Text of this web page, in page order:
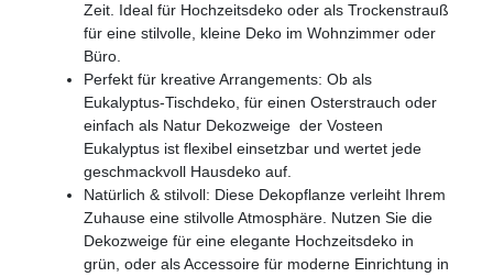
Zeit. Ideal für Hochzeitsdeko oder als Trockenstrauß
für eine stilvolle, kleine Deko im Wohnzimmer oder
Büro.
Perfekt für kreative Arrangements: Ob als
Eukalyptus-Tischdeko, für einen Osterstrauch oder
einfach als Natur Dekozweige  der Vosteen
Eukalyptus ist flexibel einsetzbar und wertet jede
geschmackvoll Hausdeko auf.
Natürlich & stilvoll: Diese Dekopflanze verleiht Ihrem
Zuhause eine stilvolle Atmosphäre. Nutzen Sie die
Dekozweige für eine elegante Hochzeitsdeko in
grün, oder als Accessoire für moderne Einrichtung in